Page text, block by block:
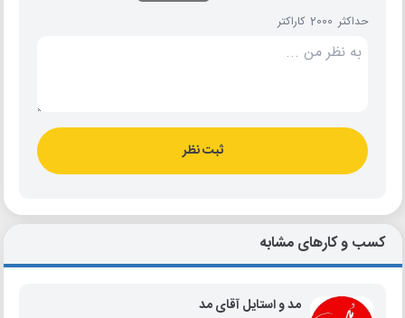
حداکثر 2000 کاراکتر
ثبت نظر
کسب و کارهای مشابه
مد و استایل آقای مد